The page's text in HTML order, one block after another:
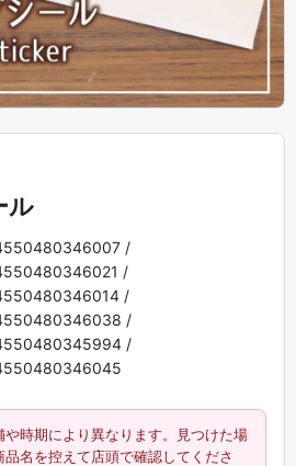
ル
/
/
/
/
/
時期により異なります。見つけた場
名を控えて店頭で確認してくださ